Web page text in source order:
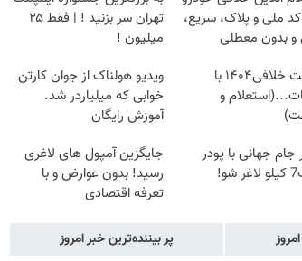
ملی و پلاک، سریع،
و بدون معطلی
تهران سر بزنید ! | فقط ۲۵
میلیون !
دریافت خلافی۱۴۰۴ با
و
ویدیو هولناک از جوان کارتن
خوابی که میلیاردر شد.
آموزش رایگان
جام جهانی با پودر
جایگزین آمپول های لاغری
رسید! بدون عوارض و با
تعرفه اقتصادی
پر بیننده‌ترین خبر امروز